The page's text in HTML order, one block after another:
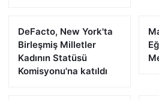
DeFacto, New York'ta
Birleşmiş Milletler
Kadının Statüsü
Komisyonu'na katıldı